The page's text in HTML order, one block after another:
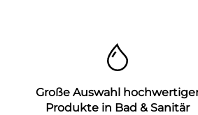
Große Auswahl
Produkte in Bad & Sanitär